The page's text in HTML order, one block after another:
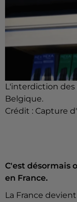
L'interdiction
Belgique.
Crédit : Capture
C'est désormais
en France.
La France